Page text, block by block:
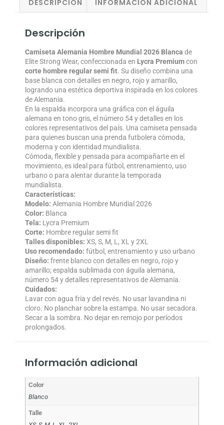
DESCRIPCIÓN INFORMACIÓN ADICIONAL
Descripción
Camiseta Alemania Hombre Mundial 2026 Blanca de
Elite Strong Wear, confeccionada en Lycra Premiumcon
corte hombre regular semi fit. Su diseño combina una
base blanca con detalles en negro, rojo y amarillo,
logrando una estética deportiva inspirada en los colores
de Alemania.
En la espalda incorpora una gráfica con el águila
alemana en tono gris, el número 54 y detalles en los
colores representativos del país. Una camiseta pensada
para quienes buscan una prenda futbolera cómoda,
moderna y con identidad mundialista.
Cómoda, flexible y pensada para acompañarte en el
movimiento, es ideal para fútbol, entrenamiento, uso
urbano o para alentar durante la temporada
mundialista.
Características:
Modelo: Alemania Hombre Mundial 2026
Color: Blanca
Tela: Lycra Premium
Corte: Hombre regular semi fit
Talles disponibles: XS, S, M, L, XL y 2XL
Uso recomendado: fútbol, entrenamiento y uso urbano
Diseño: frente blanco con detalles en negro, rojo y
amarillo; espalda sublimada con águila alemana,
número 54 y detalles representativos de Alemania.
Cuidados:
Lavar con agua fría y del revés. No usar lavandina ni
cloro. No planchar sobre la estampa. No usar secadora.
Secar a la sombra. No dejar en remojo por períodos
prolongados.
Información adicional
Color
Blanco
Talle